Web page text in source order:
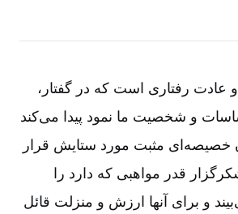
رفتاری است که در گفتار،
و شخصیت ما نمود پیدا می‌کند
خصیصه‌ای مثبت مورد ستایش قرار
قدر مواهبی که دارد را
و برای آنها ارزش و منزلت قائل